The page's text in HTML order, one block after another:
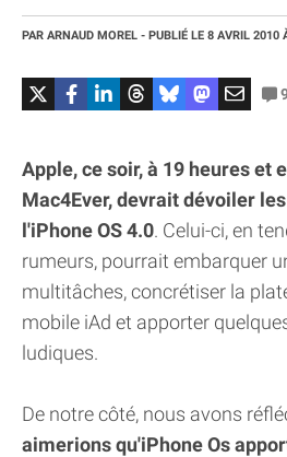
PAR ARNAUD MOREL - PUBLIÉ LE 8 AVRIL 2010
Apple, ce soir, à 19 heures et
Mac4Ever, devrait dévoiler
l'iPhone OS 4.0. Celui-ci, en
rumeurs, pourrait embarquer
multitâches, concrétiser la
mobile iAd et apporter
ludiques.
De notre côté, nous avons
aimerions qu'iPhone Os